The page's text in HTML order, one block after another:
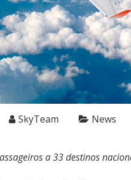
SkyTeam News
a 33 destinos